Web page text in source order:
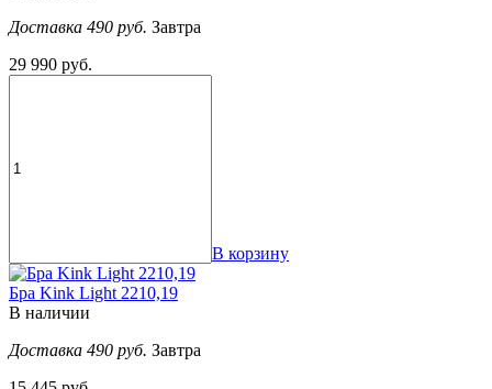
Доставка 490 руб. Завтра
29 990 руб.
В корзину
Бра Kink Light 2210,19
В наличии
Доставка 490 руб. Завтра